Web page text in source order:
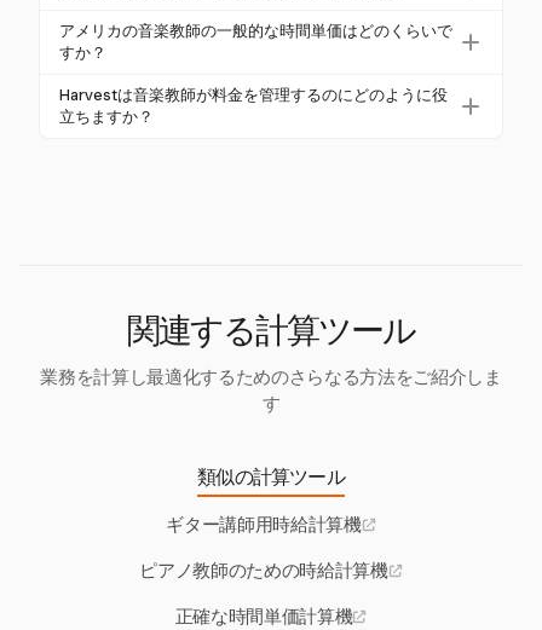
に基づいて料金を調整するのに役立ちます。
料金とほぼ同じになります。
修士号や博士号などの高い教育レベルは、教師がよ
り多くの料金を請求できるようにします。修士号は
もたらします。
アメリカの音楽教師の一般的な時間単価はどのくらいで
すか？
時間単価は幅広く、個人レッスンは$30から$100の
範囲です。ニューヨークのような都市では、料金が
Harvestは音楽教師が料金を管理するのにどのように役
立ちますか？
関連する計算ツール
業務を計算し最適化するためのさらなる方法をご紹介しま
す
類似の計算ツール
ギター講師用時給計算機
ピアノ教師のための時給計算機
正確な時間単価計算機